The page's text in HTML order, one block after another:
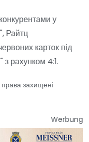
у
Райтц
карток під
з рахунком 4:1.
захищені
Werbung